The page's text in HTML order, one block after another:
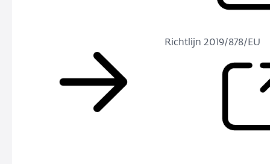
Richtlijn 2019/878/EU